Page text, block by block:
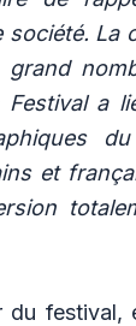
La
Festival a
et
du